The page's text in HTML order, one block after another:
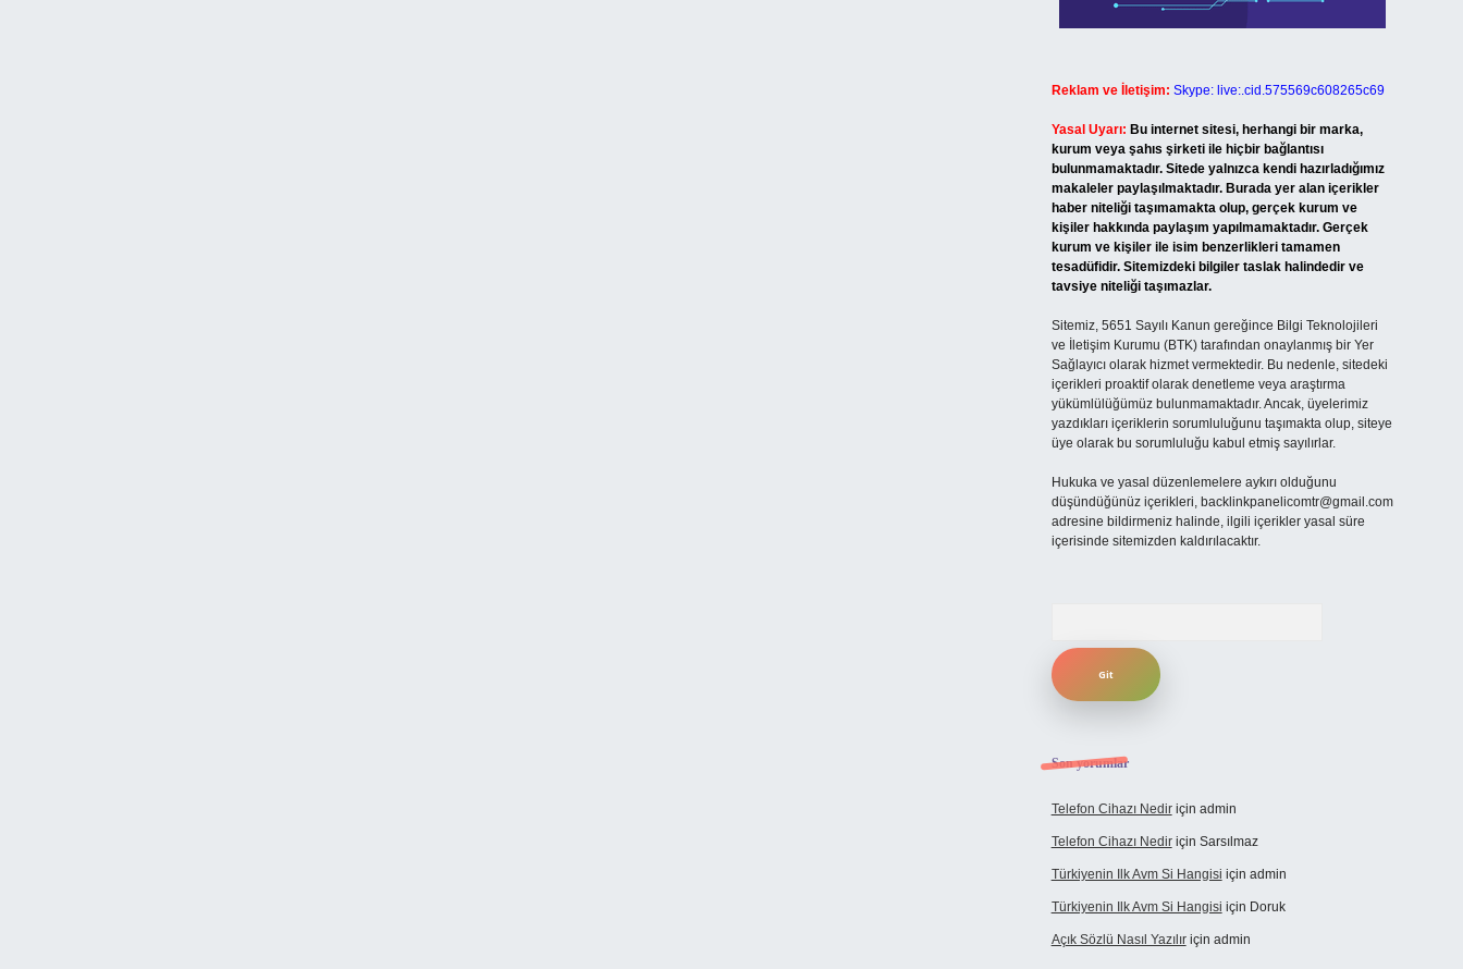
Reklam ve İletişim: Skype: live:.cid.575569c608265c69
Yasal Uyarı: Bu internet sitesi, herhangi bir marka,
kurum veya şahıs şirketi ile hiçbir bağlantısı
bulunmamaktadır. Sitede yalnızca kendi hazırladığımız
makaleler paylaşılmaktadır. Burada yer alan içerikler
haber niteliği taşımamakta olup, gerçek kurum ve
kişiler hakkında paylaşım yapılmamaktadır. Gerçek
kurum ve kişiler ile isim benzerlikleri tamamen
tesadüfidir. Sitemizdeki bilgiler taslak halindedir ve
tavsiye niteliği taşımazlar.
Sitemiz, 5651 Sayılı Kanun gereğince Bilgi Teknolojileri
ve İletişim Kurumu (BTK) tarafından onaylanmış bir Yer
Sağlayıcı olarak hizmet vermektedir. Bu nedenle, sitedeki
içerikleri proaktif olarak denetleme veya araştırma
yükümlülüğümüz bulunmamaktadır. Ancak, üyelerimiz
yazdıkları içeriklerin sorumluluğunu taşımakta olup, siteye
üye olarak bu sorumluluğu kabul etmiş sayılırlar.
Hukuka ve yasal düzenlemelere aykırı olduğunu
düşündüğünüz içerikleri, backlinkpanelicomtr@gmail.com
adresine bildirmeniz halinde, ilgili içerikler yasal süre
içerisinde sitemizden kaldırılacaktır.
Son yorumlar
Telefon Cihazı Nediriçin admin
Telefon Cihazı Nediriçin Sarsılmaz
Türkiyenin Ilk Avm Si Hangisi için admin
Türkiyenin Ilk Avm Si Hangisi için Doruk
Açık Sözlü Nasıl Yazılıriçin admin